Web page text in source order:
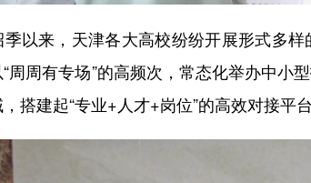
来，天津各大高校纷纷开展形式多样
周周有专场”的高频次，常态化举办中小
搭建起“专业+人才+岗位”的高效对接平台